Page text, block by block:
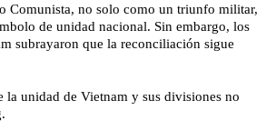
Comunista, no solo como un triunfo militar,
de unidad nacional. Sin embargo, los
subrayaron que la reconciliación sigue
la unidad de Vietnam y sus divisiones no